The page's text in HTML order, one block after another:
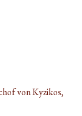
von Kyzikos,